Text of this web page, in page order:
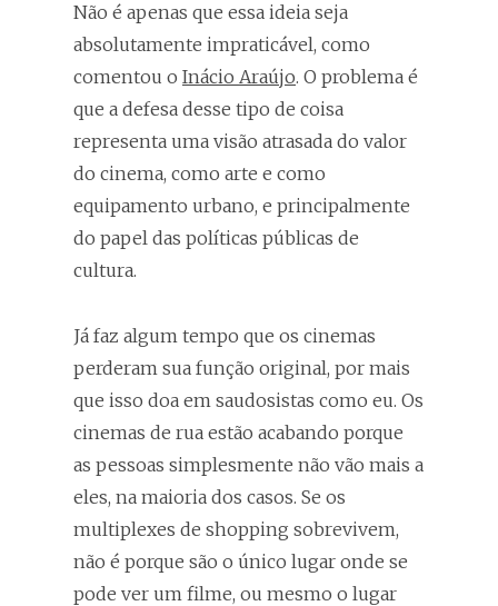
Não é apenas que essa ideia seja
absolutamente impraticável, como
comentou o Inácio Araújo. O problema é
que a defesa desse tipo de coisa
representa uma visão atrasada do valor
do cinema, como arte e como
equipamento urbano, e principalmente
do papel das políticas públicas de
cultura.
Já faz algum tempo que os cinemas
perderam sua função original, por mais
que isso doa em saudosistas como eu. Os
cinemas de rua estão acabando porque
as pessoas simplesmente não vão mais a
eles, na maioria dos casos. Se os
multiplexes de shopping sobrevivem,
não é porque são o único lugar onde se
pode ver um filme, ou mesmo o lugar